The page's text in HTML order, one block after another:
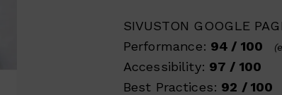
SIVUSTON GOOGLE
Performance: 94 / 100
Accessibility: 97 / 100
Best Practices: 92 / 100